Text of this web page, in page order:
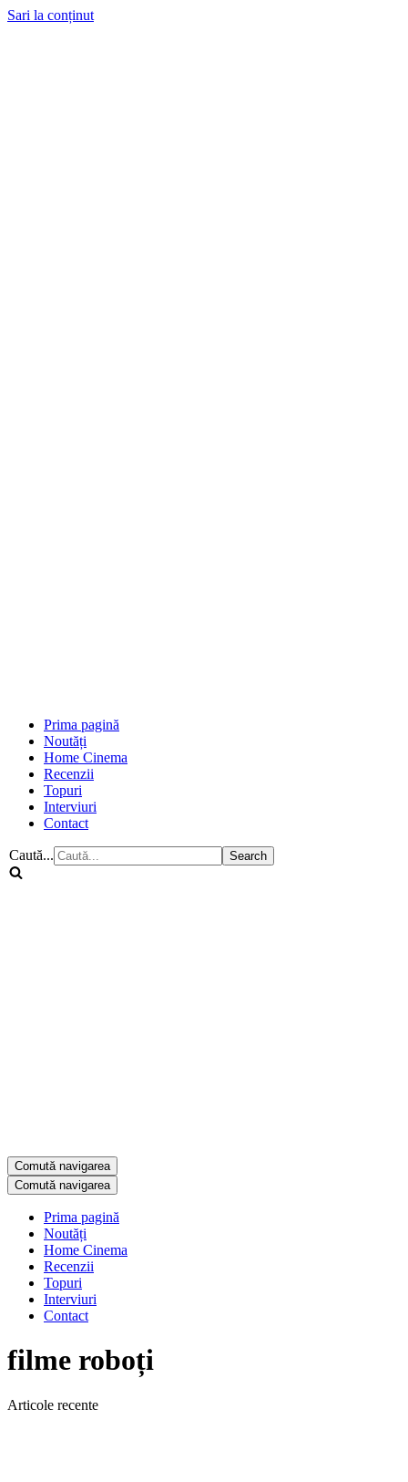
Sari la conținut
Prima pagină
Noutăți
Home Cinema
Recenzii
Topuri
Interviuri
Contact
Caută...
Comută navigarea
Comută navigarea
Prima pagină
Noutăți
Home Cinema
Recenzii
Topuri
Interviuri
Contact
filme roboți
Articole recente